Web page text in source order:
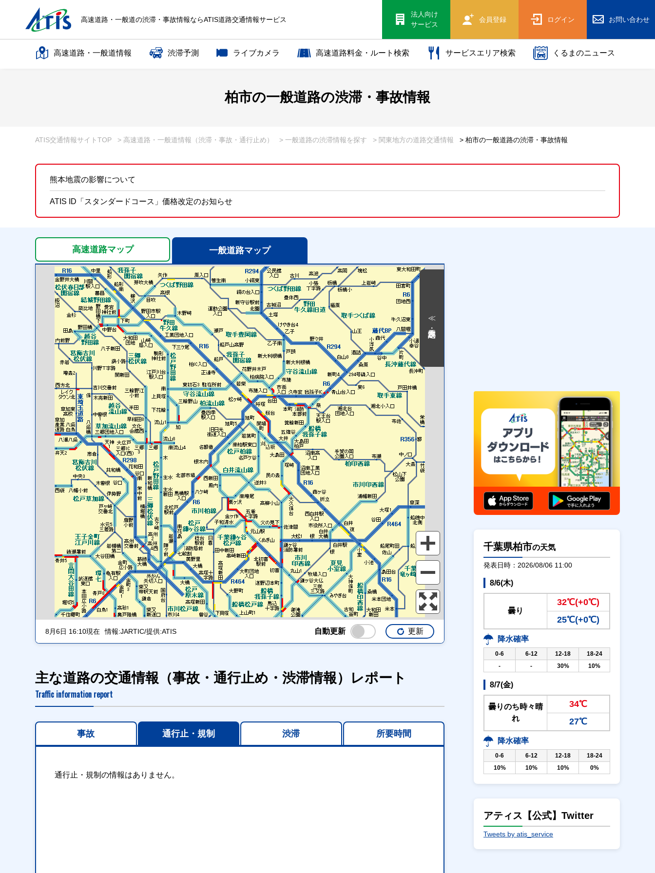
高速道路・一般道の渋滞・事故情報ならATIS道路交通情報サービス
法人向け
サービス
会員登録 ログイン お問い合わせ
高速道路・一般道情報 渋滞予測 ライブカメラ 高速道路料金・ルート検索 サービスエリア検索 くるまのニュース
柏市の一般道路の渋滞・事故情報
ATIS交通情報サイトTOP > 高速道路・一般道情報（渋滞・事故・通行止め） > 一般道路の渋滞情報を探す > 関東地方の道路交通情報 > 柏市の一般道路の渋滞・事故情報
熊本地震の影響について
ATIS ID「スタンダードコース」価格改定のお知らせ
高速道路マップ 一般道路マップ
≪
8月6日 16:10現在 情報:JARTIC/提供:ATIS 自動更新 更新
主な道路の交通情報（事故・通行止め・渋滞情報）レポート
Traffic information report
事故 通行止・規制 渋滞 所要時間
通行止・規制の情報はありません。
千葉県柏市の天気
発表日時：2026/08/06 11:00
8/6(木)
曇り
32℃(+0℃)
25℃(+0℃)
降水確率
0-6 6-12 12-18
18-24
-
- 30% 10%
8/7(金)
曇りのち時々晴
れ
34℃
27℃
降水確率
0-6 6-12 12-18
18-24
10%
10% 10% 0%
アティス【公式】Twitter
Tweets by atis_service